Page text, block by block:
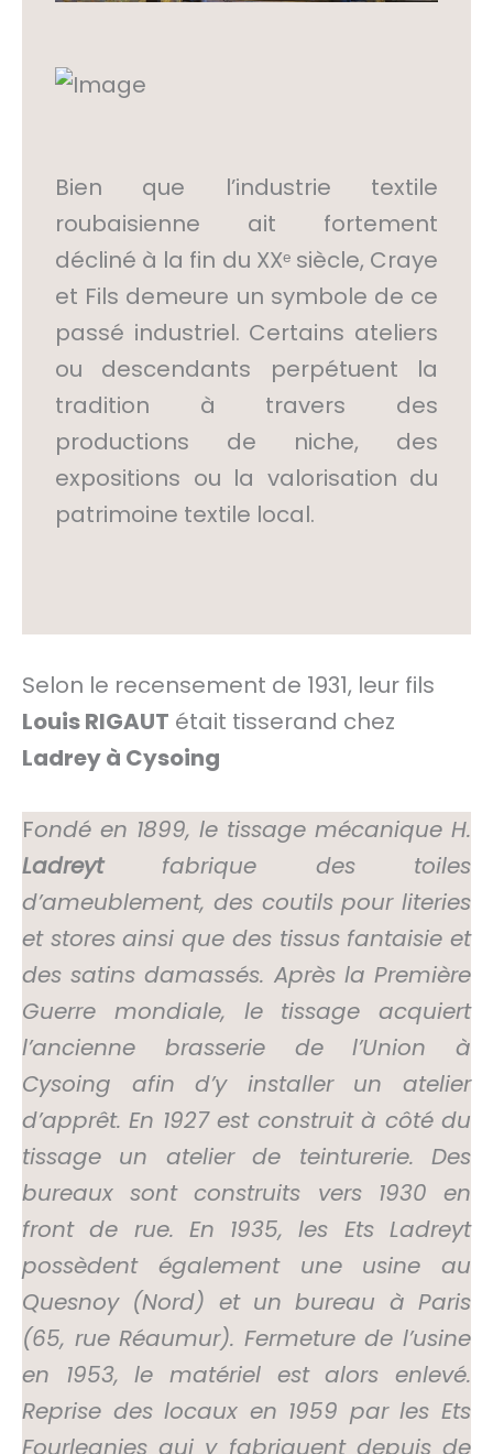
Bien que l’industrie textile
roubaisienne ait fortement
décliné à la fin du XXᵉ siècle, Craye
et Fils demeure un symbole de ce
passé industriel. Certains ateliers
ou descendants perpétuent la
tradition à travers des
productions de niche, des
expositions ou la valorisation du
patrimoine textile local.
Selon le recensement de 1931, leur fils
Louis RIGAUT était tisserand chez
Ladrey à Cysoing
Fondé en 1899, le tissage mécanique H.
Ladreytfabrique des toiles
d’ameublement, des coutils pour literies
et stores ainsi que des tissus fantaisie et
des satins damassés. Après la Première
Guerre mondiale, le tissage acquiert
l’ancienne brasserie de l’Union à
Cysoing afin d’y installer un atelier
d’apprêt. En 1927 est construit à côté du
tissage un atelier de teinturerie. Des
bureaux sont construits vers 1930 en
front de rue. En 1935, les Ets Ladreyt
possèdent également une usine au
Quesnoy (Nord) et un bureau à Paris
(65, rue Réaumur). Fermeture de l’usine
en 1953, le matériel est alors enlevé.
Reprise des locaux en 1959 par les Ets
Fourlegnies qui y fabriquent depuis de